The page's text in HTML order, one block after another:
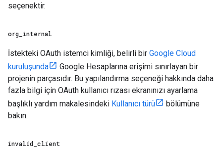
seçenektir.
org internal
İstekteki OAuth istemci kimliği, belirli bir Google Cloud
kuruluşunda
Google Hesaplarına erişimi sınırlayan bir
projenin parçasıdır. Bu yapılandırma seçeneği hakkında daha
fazla bilgi için OAuth kullanıcı rızası ekranınızı ayarlama
başlıklı yardım makalesindeki Kullanıcı türü
bölümüne
bakın.
invalid client